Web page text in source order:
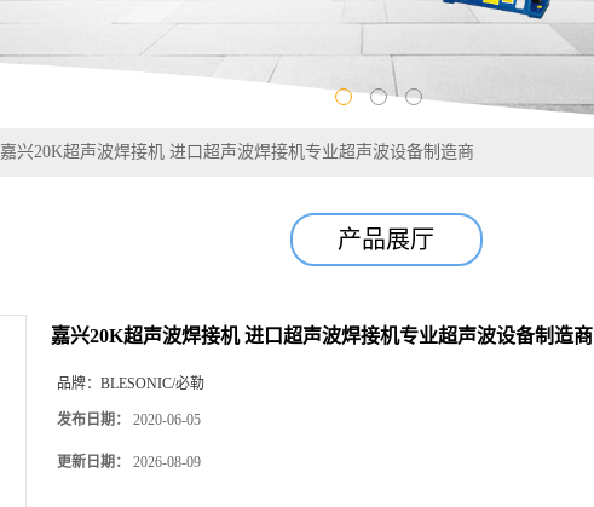
嘉兴20K超声波焊接机 进口超声波焊接机专业超声波设备制造商
产品展厅
嘉兴20K超声波焊接机 进口超声波焊接机专业超声波设备制造商
品牌： BLESONIC/必勒
发布日期： 2020-06-05
更新日期： 2026-08-09